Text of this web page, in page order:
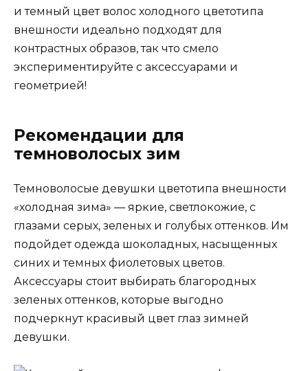
и темный цвет волос холодного цветотипа
внешности идеально подходят для
контрастных образов, так что смело
экспериментируйте с аксессуарами и
геометрией!
Рекомендации для
темноволосых зим
Темноволосые девушки цветотипа внешности
«холодная зима» — яркие, светлокожие, с
глазами серых, зеленых и голубых оттенков. Им
подойдет одежда шоколадных, насыщенных
синих и темных фиолетовых цветов.
Аксессуары стоит выбирать благородных
зеленых оттенков, которые выгодно
подчеркнут красивый цвет глаз зимней
девушки.